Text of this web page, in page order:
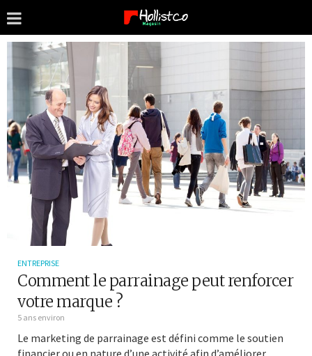
ENTREPRISE
Comment le parrainage peut renforcer
votre marque ?
5 ans environ
Le marketing de parrainage est défini comme le soutien